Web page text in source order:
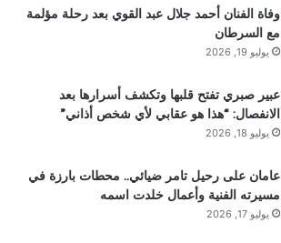
وفاة الفنان أحمد جلال عبد القوي بعد رحلة مؤلمة
مع السرطان
يوليو 19, 2026
عبير صبري تفتح قلبها وتكشف أسرارها بعد
الانفصال: “هذا هو عقابي لأي شخص أذاني”
يوليو 18, 2026
عامان على رحيل تامر ضيائي.. محطات بارزة في
مسيرته الفنية وأعمال خلدت اسمه
يوليو 17, 2026